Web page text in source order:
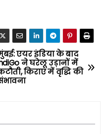
एयर इंडिया के बाद
ने घरेलू उड़ानों में
किराए में वृद्धि की